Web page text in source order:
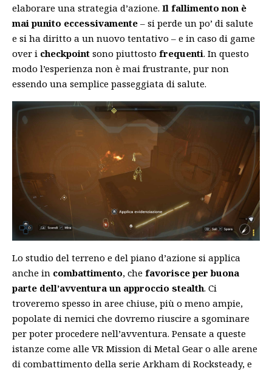
elaborare una strategia d’azione. Il fallimento non è
mai punito eccessivamente – si perde un po’ di salute
e si ha diritto a un nuovo tentativo – e in caso di game
over i checkpoint sono piuttosto frequenti. In questo
modo l’esperienza non è mai frustrante, pur non
essendo una semplice passeggiata di salute.
Lo studio del terreno e del piano d’azione si applica
anche in combattimento, che favorisce per buona
parte dell’avventura un approccio stealth. Ci
troveremo spesso in aree chiuse, più o meno ampie,
popolate di nemici che dovremo riuscire a sgominare
per poter procedere nell’avventura. Pensate a queste
istanze come alle VR Mission di Metal Gear o alle arene
di combattimento della serie Arkham di Rocksteady, e